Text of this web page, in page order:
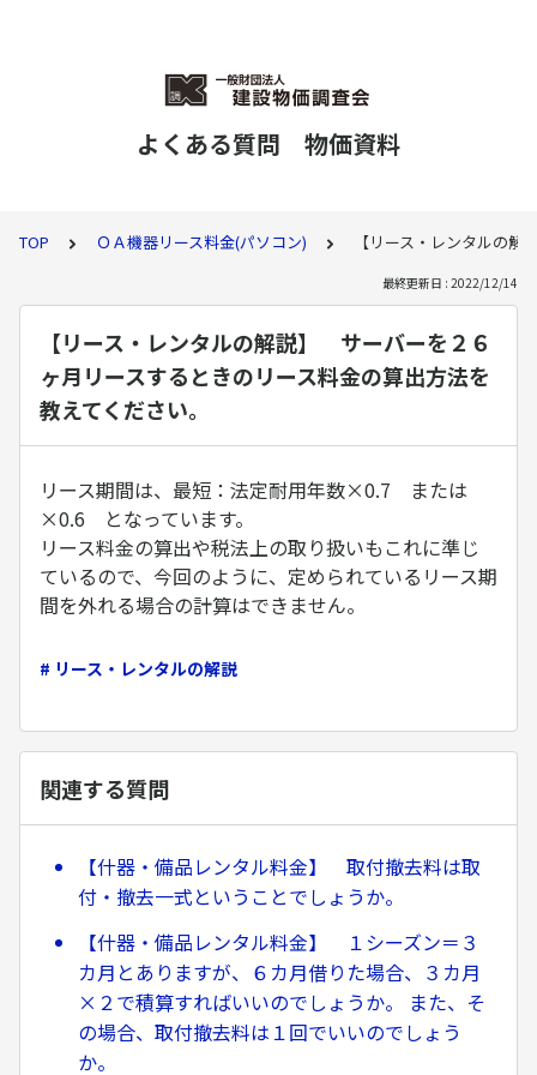
よくある質問 物価資料
TOP ＯＡ機器リース料金(パソコン) 【リース・レンタルの
最終更新日 : 2022/12/14
【リース・レンタルの解説】 サーバーを２６
ヶ月リースするときのリース料金の算出方法を
教えてください。
リース期間は、最短：法定耐用年数×0.7 または
×0.6 となっています。
リース料金の算出や税法上の取り扱いもこれに準じ
ているので、今回のように、定められているリース期
間を外れる場合の計算はできません。
# リース・レンタルの解説
関連する質問
【什器・備品レンタル料金】 取付撤去料は取
付・撤去一式ということでしょうか。
【什器・備品レンタル料金】 １シーズン＝３
カ月とありますが、６カ月借りた場合、３カ月
×２で積算すればいいのでしょうか。 また、そ
の場合、取付撤去料は１回でいいのでしょう
か。